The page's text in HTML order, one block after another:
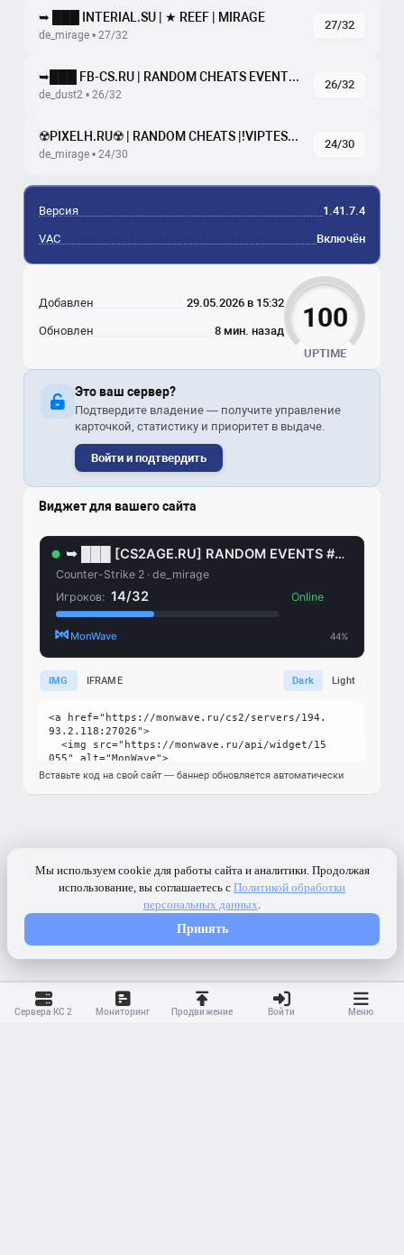
➥ ███ INTERIAL.SU | ★ REEF | MIRAGE
de_mirage • 27/32
27/32
➥███ FB-CS.RU | RANDOM CHEATS EVENTS DUST2
de_dust2 • 26/32
26/32
☢️PIXELH.RU☢️ | RANDOM CHEATS |!VIPTEST !SKINS !WS !GLO
de_mirage • 24/30
24/30
Версия 1.41.7.4
VAC Включён
Добавлен 29.05.2026 в 15:32
Обновлен 8 мин. назад 100
UPTIME
Это ваш сервер?
Подтвердите владение — получите управление
карточкой, статистику и приоритет в выдаче.
Войти и подтвердить
Виджет для вашего сайта
IMG IFRAME Dark Light
Вставьте код на свой сайт — баннер обновляется автоматически
Сервера КС 2 Мониторинг Продвижение Войти Меню